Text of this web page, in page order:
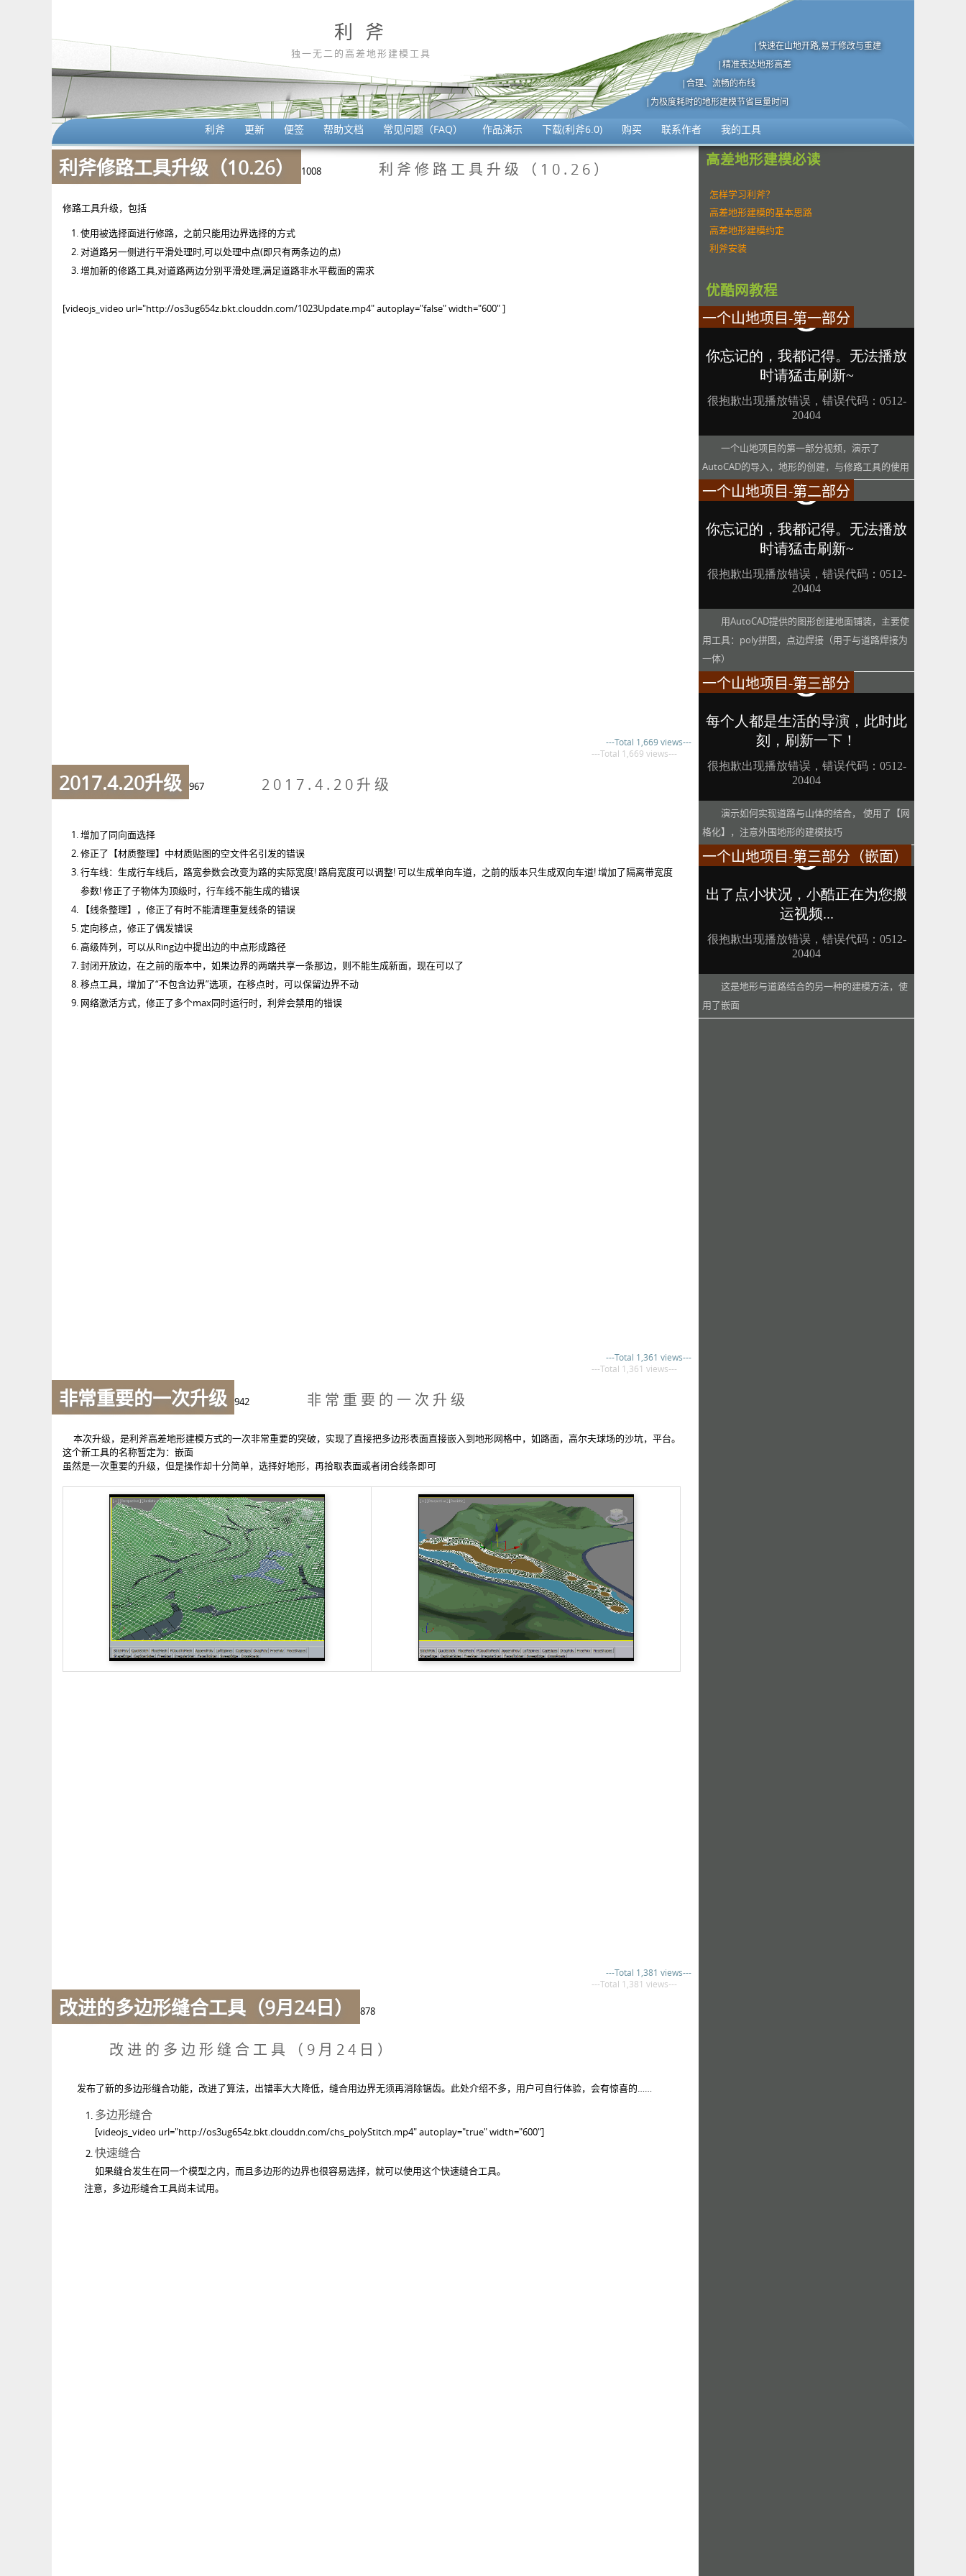
利 斧
独一无二的高差地形建模工具
|快速在山地开路,易于修改与重建
|精准表达地形高差
|合理、流畅的布线
|为极度耗时的地形建模节省巨量时间
利斧 更新 便签 帮助文档 常见问题（FAQ） 作品演示 下载(利斧6.0) 购买 联系作者 我的工具
利斧修路工具升级（10.26） 1008 利斧修路工具升级（10.26）
修路工具升级，包括
使用被选择面进行修路，之前只能用边界选择的方式
对道路另一侧进行平滑处理时,可以处理中点(即只有两条边的点)
增加新的修路工具,对道路两边分别平滑处理,满足道路非水平截面的需求
[videojs_video url="http://os3ug654z.bkt.clouddn.com/1023Update.mp4" autoplay="false" width="600" ]
---Total 1,669 views---
---Total 1,669 views---
2017.4.20升级 967 2017.4.20升级
增加了同向面选择
修正了【材质整理】中材质贴图的空文件名引发的错误
行车线：生成行车线后，路宽参数会改变为路的实际宽度! 路肩宽度可以调整! 可以生成单向车道，之前的版本只生成双向车道! 增加了隔离带宽度
参数! 修正了子物体为顶级时，行车线不能生成的错误
【线条整理】，修正了有时不能清理重复线条的错误
定向移点，修正了偶发错误
高级阵列，可以从Ring边中提出边的中点形成路径
封闭开放边，在之前的版本中，如果边界的两端共享一条那边，则不能生成新面，现在可以了
移点工具，增加了“不包含边界”选项，在移点时，可以保留边界不动
网络激活方式，修正了多个max同时运行时，利斧会禁用的错误
---Total 1,361 views---
---Total 1,361 views---
非常重要的一次升级 942 非常重要的一次升级
本次升级，是利斧高差地形建模方式的一次非常重要的突破，实现了直接把多边形表面直接嵌入到地形网格中，如路面，高尔夫球场的沙坑，平台。
这个新工具的名称暂定为：嵌面
虽然是一次重要的升级，但是操作却十分简单，选择好地形，再拾取表面或者闭合线条即可
---Total 1,381 views---
---Total 1,381 views---
改进的多边形缝合工具（9月24日） 878
改进的多边形缝合工具（9月24日）
发布了新的多边形缝合功能，改进了算法，出错率大大降低，缝合用边界无须再消除锯齿。此处介绍不多，用户可自行体验，会有惊喜的……
多边形缝合
[videojs_video url="http://os3ug654z.bkt.clouddn.com/chs_polyStitch.mp4" autoplay="true" width="600"]
快速缝合
如果缝合发生在同一个模型之内，而且多边形的边界也很容易选择，就可以使用这个快速缝合工具。
注意，多边形缝合工具尚未试用。
高差地形建模必读
怎样学习利斧？
高差地形建模的基本思路
高差地形建模约定
利斧安装
优酷网教程
一个山地项目-第一部分
一个山地项目的第一部分视频，演示了
AutoCAD的导入，地形的创建，与修路工具的使用
一个山地项目-第二部分
用AutoCAD提供的图形创建地面铺装，主要使
用工具：poly拼图，点边焊接（用于与道路焊接为
一体）
一个山地项目-第三部分
演示如何实现道路与山体的结合， 使用了【网
格化】，注意外围地形的建模技巧
一个山地项目-第三部分（嵌面）
这是地形与道路结合的另一种的建模方法，使
用了嵌面